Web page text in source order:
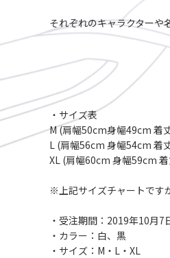
それぞれのキャラクターや
・サイズ表
M (肩幅50cm身幅49cm 着
L (肩幅56cm 身幅54cm 着
XL (肩幅60cm 身幅59cm
※上記サイズチャートです
・受注期間：2019年10月7
・カラー：白、黒
・サイズ：M・L・XL